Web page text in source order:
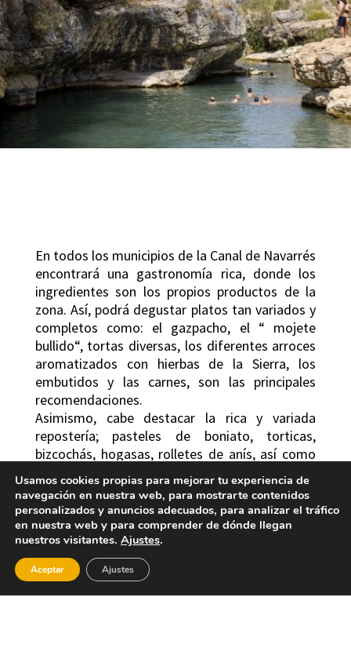
En todos los municipios de la Canal de Navarrés
encontrará una gastronomía rica, donde los
ingredientes son los propios productos de la
zona. Así, podrá degustar platos tan variados y
completos como: el gazpacho, el “ mojete
bullido“, tortas diversas, los diferentes arroces
aromatizados con hierbas de la Sierra, los
embutidos y las carnes, son las principales
recomendaciones.
Asimismo, cabe destacar la rica y variada
repostería; pasteles de boniato, torticas,
bizcochás, hogasas, rolletes de anís, así como
la tradicional mona de pascua,…
La artesanía del esparto es común en la
mayoría de los municipios de esta comarca del
interior. Igualmente son muy apreciados los
quesos frescos artesanales de Bolbaite y el
embutido artesanal, la forja y la madera de
Enguera, aunque, sin duda alguna, el producto
artesanal más apreciado en la comarca es el
Usamos cookies propias para mejorar tu experiencia de
navegación en nuestra web, para mostrarte contenidos
personalizados y anuncios adecuados, para analizar el tráfico
en nuestra web y para comprender de dónde llegan
nuestros visitantes. Ajustes.
Aceptar Ajustes